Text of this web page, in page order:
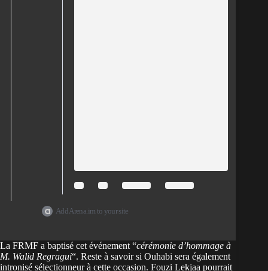
Add Arena.im to your site
La FRMF a baptisé cet événement “cérémonie d’hommage à
M. Walid Regragui“. Reste à savoir si Ouhabi sera également
intronisé sélectionneur à cette occasion. Fouzi Lekjaa pourrait